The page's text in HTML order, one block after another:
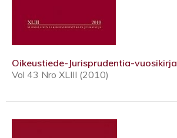
Oikeustiede-Jurisprudentia-vuosikirja
Vol 43 Nro XLIII (2010)